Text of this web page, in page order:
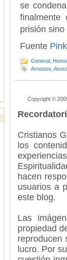
se
prisión
Fuente
General
Arrestos
Copyright ©
Cristianos
los
hacen
usuarios a
este blog.
Las
propiedad
reproducen
lucro. Por